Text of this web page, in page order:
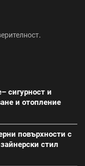
средства
(22)
.
сигурност и
и отопление
повърхности с
стил